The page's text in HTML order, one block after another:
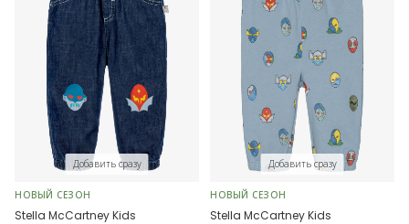
Добавить сразу
НОВЫЙ СЕЗОН
Stella McCartney Kids
Добавить сразу
НОВЫЙ СЕЗОН
Stella McCartney Kids